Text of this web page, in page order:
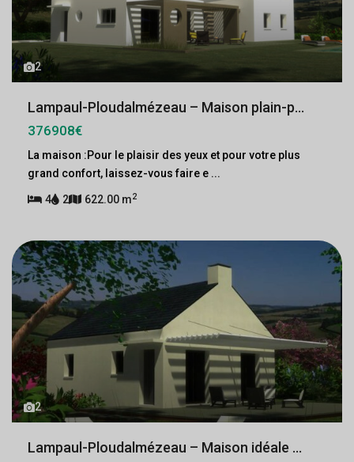
2
Lampaul-Ploudalmézeau – Maison plain-p...
376908€
La maison :Pour le plaisir des yeux et pour votre plus
grand confort, laissez-vous faire e ...
4 2 622.00 m2
2
Lampaul-Ploudalmézeau – Maison idéale ...